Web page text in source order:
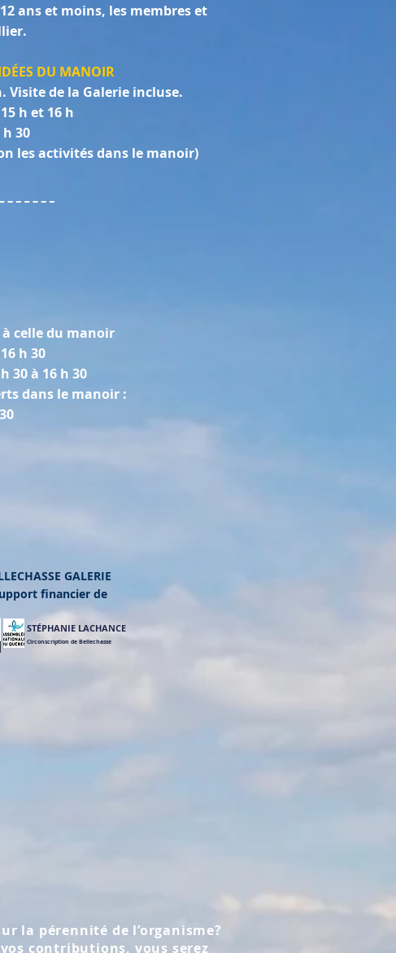
GALERIE
financier de
STÉPHANIE LACHANCE
Circonscription de Bellechasse
ans et moins, les membres et
DU MANOIR
Visite de la Galerie incluse.
h et 16 h
30
les activités dans le manoir)
celle du manoir
h 30
30 à 16 h 30
dans le manoir :
la pérennité de l’organisme?
vos contributions, vous serez